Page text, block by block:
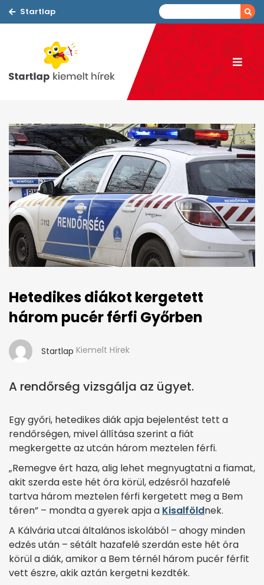
Startlap
Hetedikes diákot kergetett
három pucér férfi Győrben
Startlap Kiemelt Hírek
A rendőrség vizsgálja az ügyet.
Egy győri, hetedikes diák apja bejelentést tett a
rendőrségen, mivel állítása szerint a fiát
megkergette az utcán három meztelen férfi.
„Remegve ért haza, alig lehet megnyugtatni a fiamat,
akit szerda este hét óra körül, edzésről hazafelé
tartva három meztelen férfi kergetett meg a Bem
téren” – mondta a gyerek apja a Kisalföldnek.
A Kálvária utcai általános iskolából – ahogy minden
edzés után – sétált hazafelé szerdán este hét óra
körül a diák, amikor a Bem térnél három pucér férfit
vett észre, akik aztán kergetni kezdték.